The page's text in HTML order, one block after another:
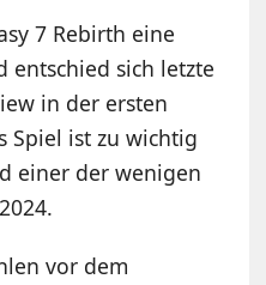
7 Rebirth eine
entschied sich letzte
in der ersten
Spiel ist zu wichtig
einer der wenigen
vor dem